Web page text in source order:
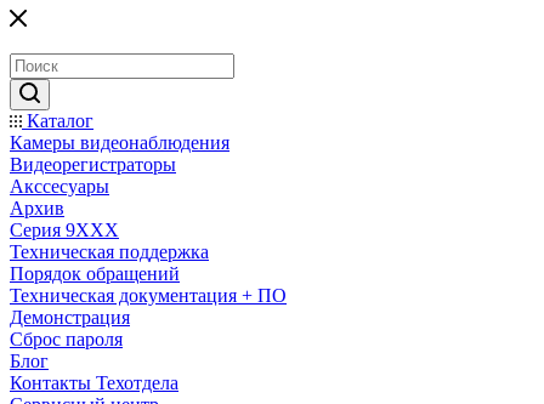
Каталог
Камеры видеонаблюдения
Видеорегистраторы
Акссесуары
Архив
Серия 9XXX
Техническая поддержка
Порядок обращений
Техническая документация + ПО
Демонстрация
Сброс пароля
Блог
Контакты Техотдела